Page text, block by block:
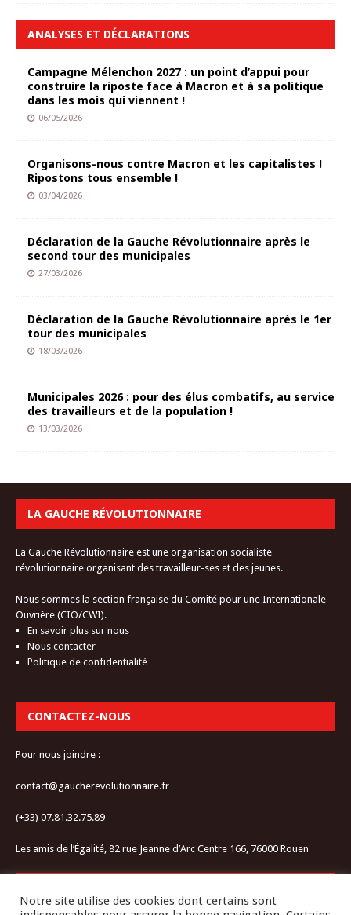
ANALYSES ET DÉCLARATIONS
Campagne Mélenchon 2027 : un point d’appui pour
construire la riposte face à Macron et à sa politique
dans les mois qui viennent !
06/05/2026
Organisons-nous contre Macron et les capitalistes !
Ripostons tous ensemble !
03/04/2026
Déclaration de la Gauche Révolutionnaire après le
second tour des municipales
27/03/2026
Déclaration de la Gauche Révolutionnaire après le 1er
tour des municipales
18/03/2026
Municipales 2026 : pour des élus combatifs, au service
des travailleurs et de la population !
13/03/2026
LA GAUCHE RÉVOLUTIONNAIRE
La Gauche Révolutionnaire est une organisation socialiste
révolutionnaire organisant des travailleur-ses et des jeunes.
Nous sommes la section française du Comité pour une Internationale
Ouvrière (CIO/CWI).
En savoir plus sur nous
Nous contacter
Politique de confidentialité
CONTACTEZ-NOUS
Pour nous joindre :
contact@gaucherevolutionnaire.fr
(+33) 07.81.32.75.89
Les amis de l’Égalité, 82 rue Jeanne d’Arc Centre 166, 76000 Rouen
Notre site utilise des cookies dont certains sont